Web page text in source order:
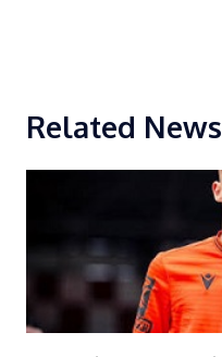
Related News